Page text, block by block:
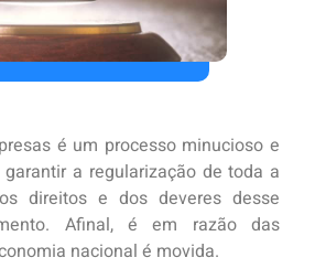
é um processo minucioso e
a regularização de toda a
direitos e dos deveres desse
Afinal, é em razão das
nacional é movida.